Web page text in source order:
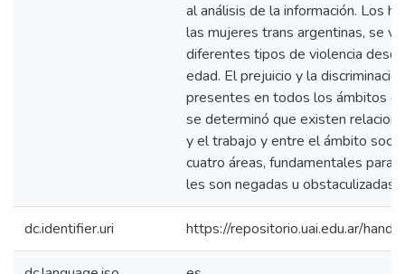
al análisis de la información. Los
las mujeres trans argentinas, se
diferentes tipos de violencia
edad. El prejuicio y la
presentes en todos los ámbitos
se determinó que existen
y el trabajo y entre el ámbito
cuatro áreas, fundamentales para
les son negadas u obstaculizadas
dc.identifier.uri https://repositorio.uai.edu.ar/